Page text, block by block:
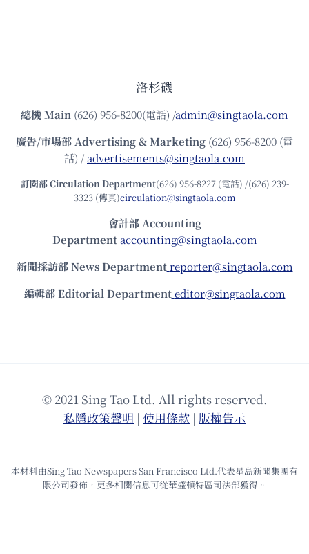
洛杉磯
總機Main (626) 956-8200(電話) /admin@singtaola.com
廣告/市場部Advertising & Marketing (626) 956-8200 (電
話) /advertisements@singtaola.com
訂閱部 Circulation Department(626) 956-8227 (電話) /(626) 239-
3323 (傳真)circulation@singtaola.com
會計部 Accounting
Department accounting@singtaola.com
新聞採訪部 News Department reporter@singtaola.com
編輯部 Editorial Department editor@singtaola.com
© 2021 Sing Tao Ltd. All rights reserved.
私隱政策聲明 | 使⽤條款 | 版權告⽰
本材料由Sing Tao Newspapers San Francisco Ltd.代表星島新聞集團有
限公司發佈，更多相關信息可從華盛頓特區司法部獲得。